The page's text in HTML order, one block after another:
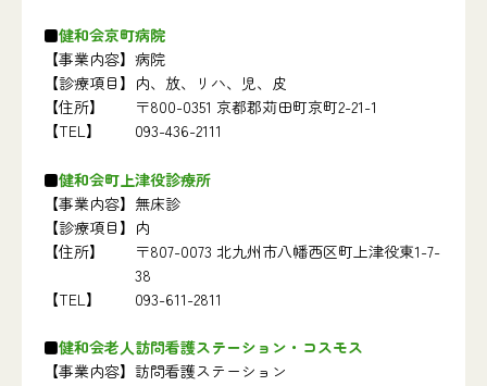
健和会京町病院
【事業内容】 病院
【診療項目】 内、放、リハ、児、皮
【住所】
〒800-0351 京都郡苅田町京町2-21-1
【TEL】
093-436-2111
健和会町上津役診療所
【事業内容】 無床診
【診療項目】 内
【住所】
〒807-0073 北九州市八幡西区町上津役東1-7-
38
【TEL】
093-611-2811
健和会老人訪問看護ステーション・コスモス
【事業内容】 訪問看護ステーション